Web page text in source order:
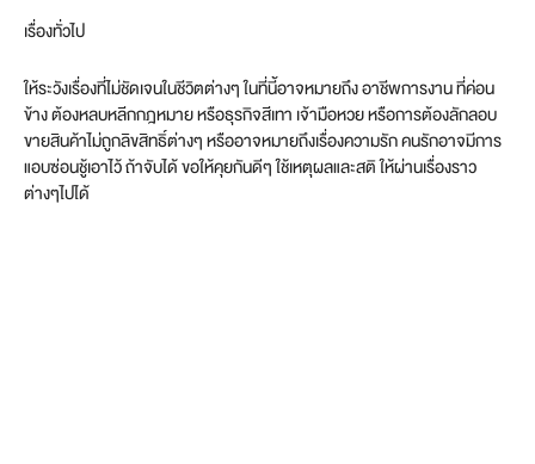
เรื่องทั่วไป
ให้ระวังเรื่องที่ไม่ชัดเจนในชีวิตต่างๆ ในที่นี้อาจหมายถึง อาชีพการงาน ที่ค่อน
ข้าง ต้องหลบหลีกกฎหมาย หรือธุรกิจสีเทา เจ้ามือหวย หรือการต้องลักลอบ
ขายสินค้าไม่ถูกลิขสิทธิ์ต่างๆ หรืออาจหมายถึงเรื่องความรัก คนรักอาจมีการ
แอบซ่อนชู้เอาไว้ ถ้าจับได้ ขอให้คุยกันดีๆ ใช้เหตุผลและสติ ให้ผ่านเรื่องราว
ต่างๆไปได้